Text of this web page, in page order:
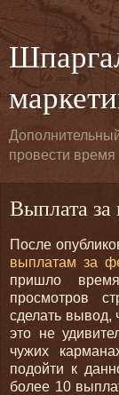
провести время
Выплата за
После
выплатам за
пришло
просмотров
сделать вывод,
это не
чужих
подойти к
более 10